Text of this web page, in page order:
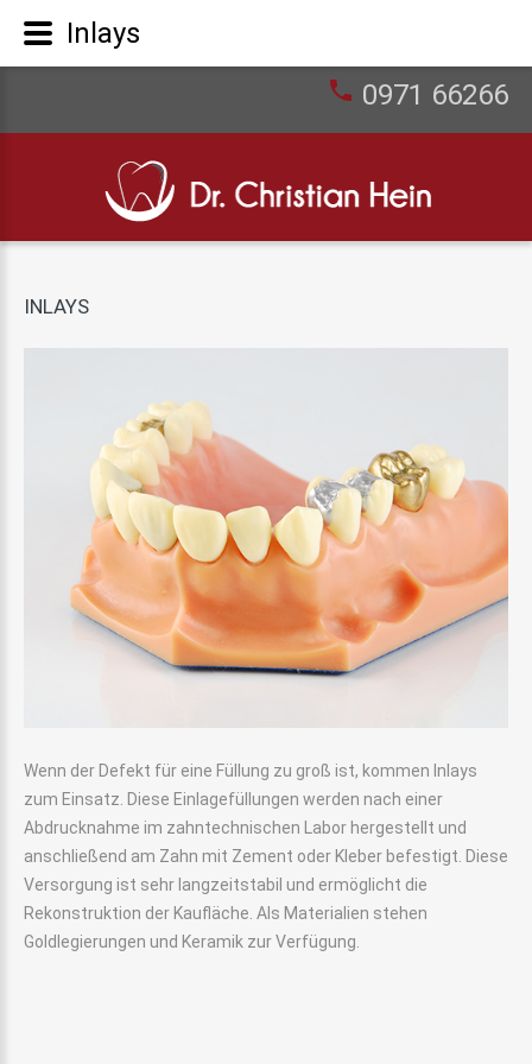
0971 66266
INLAYS
Wenn der Defekt für eine Füllung zu groß ist, kommen Inlays
zum Einsatz. Diese Einlagefüllungen werden nach einer
Abdrucknahme im zahntechnischen Labor hergestellt und
anschließend am Zahn mit Zement oder Kleber befestigt. Diese
Versorgung ist sehr langzeitstabil und ermöglicht die
Rekonstruktion der Kaufläche. Als Materialien stehen
Goldlegierungen und Keramik zur Verfügung.
Inlays